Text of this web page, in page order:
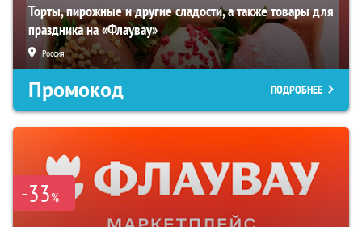
Торты, пирожные и другие сладости, а также товары для
праздника на «Флаувау»
Россия
Промокод ПОДРОБНЕЕ
-33%